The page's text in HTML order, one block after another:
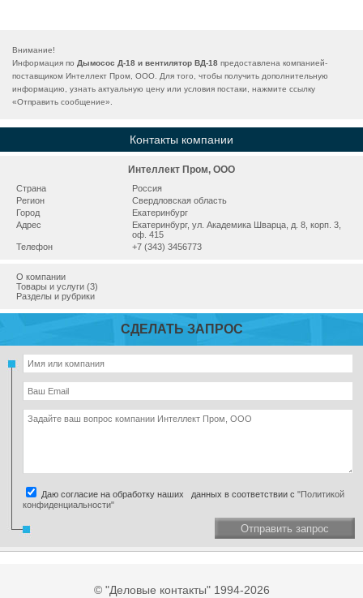
Внимание!
Информация по Дымосос Д-18 и вентилятор ВД-18 предоставлена компанией-
поставщиком Интеллект Пром, ООО. Для того, чтобы получить дополнительную
информацию, узнать актуальную цену или условия постаки, нажмите ссылку
«Отправить сообщение».
Контакты компании
Интеллект Пром, ООО
Страна
Россия
Регион
Свердловская область
Город
Екатеринбург
Адрес
Екатеринбург, ул. Академика Шварца, д. 8, корп. 3,
оф. 415
Телефон
+7 (343) 3456773
О компании
Товары и услуги (3)
Разделы и рубрики
СДЕЛАТЬ ЗАПРОС
Даю согласие на обработку наших данных в соответствии с "Политикой
конфиденциальности"
Отправить запрос
© "Деловые контакты" 1994-2026